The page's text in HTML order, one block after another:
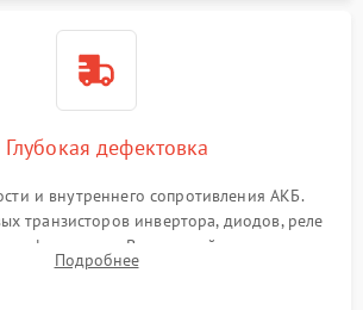
Глубокая дефектовка
и внутреннего сопротивления АКБ.
транзисторов инвертора, диодов, реле
Визуальный поиск вздутых
и прогаров на печатной плате.
Подробнее